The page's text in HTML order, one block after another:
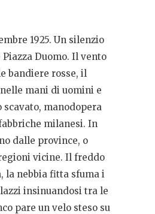
1925. Un silenzio
Duomo. Il vento
bandiere rosse, il
mani di uomini e
scavato, manodopera
milanesi. In
dalle province, o
vicine. Il freddo
la nebbia fitta sfuma i
insinuandosi tra le
pare un velo steso su